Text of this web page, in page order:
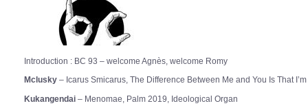
Introduction : BC 93 – welcome Agnès, welcome Romy
Mclusky – Icarus Smicarus, The Difference Between Me and You Is That
Kukangendai – Menomae, Palm 2019, Ideological Organ